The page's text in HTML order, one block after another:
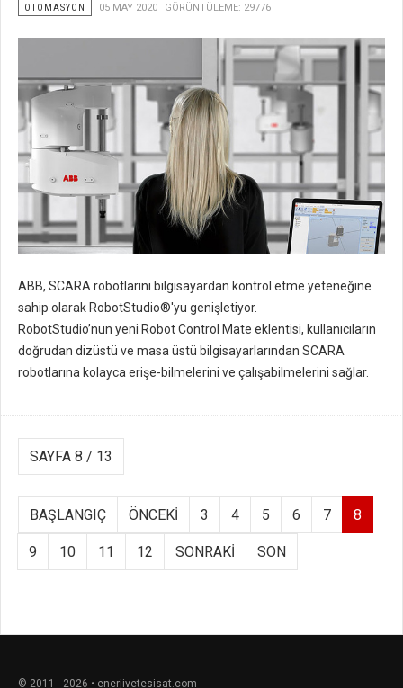
OTOMASYON 05 MAY 2020 GÖRÜNTÜLEME: 29776
ABB, SCARA robotlarını bilgisayardan kontrol etme yeteneğine
sahip olarak RobotStudio®'yu genişletiyor.
RobotStudio’nun yeni Robot Control Mate eklentisi, kullanıcıların
doğrudan dizüstü ve masa üstü bilgisayarlarından SCARA
robotlarına kolayca erişe-bilmelerini ve çalışabilmelerini sağlar.
SAYFA 8 / 13
BAŞLANGIÇ ÖNCEKI 3 4 5 6 7 8
9 10 11 12 SONRAKI SON
© 2011 - 2026 • enerjivetesisat.com